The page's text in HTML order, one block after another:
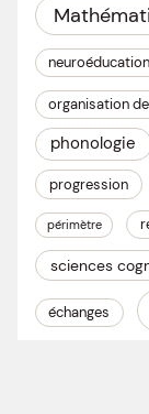
neuroéducation
organisation
phonologie
progression
périmètre
sciences
échanges